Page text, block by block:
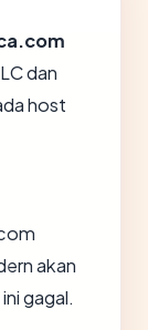
dan
host
akan
gagal.